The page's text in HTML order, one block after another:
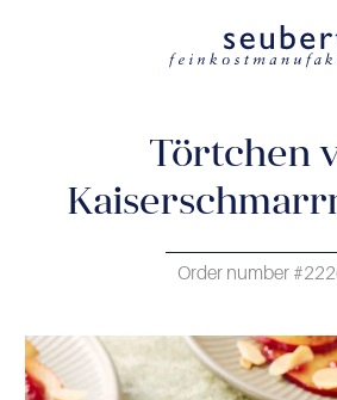
Törtchen
Order number